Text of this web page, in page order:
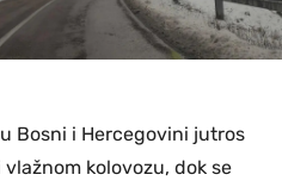
Bosni i Hercegovini jutros
kolovozu, dok se